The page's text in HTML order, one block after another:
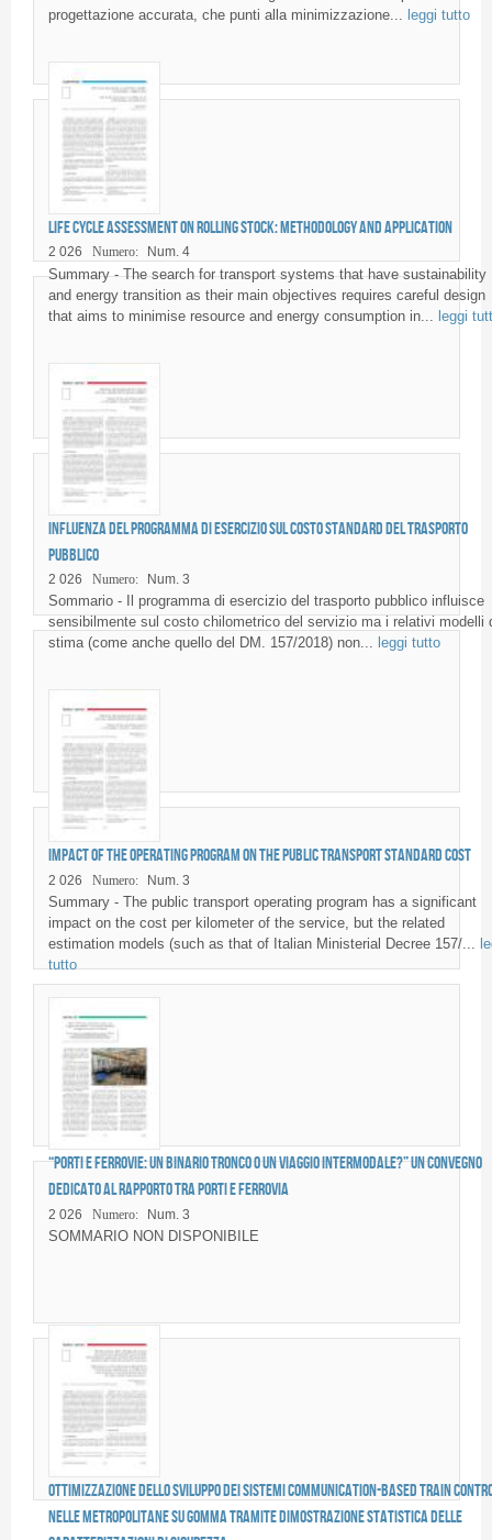
progettazione accurata, che punti alla minimizzazione...
leggi tutto
Life Cycle Assessment on rolling stock: methodology and application
2 026 Numero: Num. 4
Summary - The search for transport systems that have sustainability
and energy transition as their main objectives requires careful design
that aims to minimise resource and energy consumption in... leggi
Influenza del programma di esercizio sul costo standard del trasporto
pubblico
2 026 Numero: Num. 3
Sommario - Il programma di esercizio del trasporto pubblico influisce
sensibilmente sul costo chilometrico del servizio ma i relativi modelli
stima (come anche quello del DM. 157/2018) non... leggi tutto
Impact of the operating program on the public transport standard cost
2 026 Numero: Num. 3
Summary - The public transport operating program has a significant
impact on the cost per kilometer of the service, but the related
estimation models (such as that of Italian Ministerial Decree 157/...
tutto
“Porti e Ferrovie: un binario tronco o un viaggio intermodale?” Un convegno
dedicato al rapporto tra porti e ferrovia
2 026 Numero: Num. 3
SOMMARIO NON DISPONIBILE
Ottimizzazione dello sviluppo dei sistemi Communication-Based Train
nelle metropolitane su gomma tramite dimostrazione statistica delle